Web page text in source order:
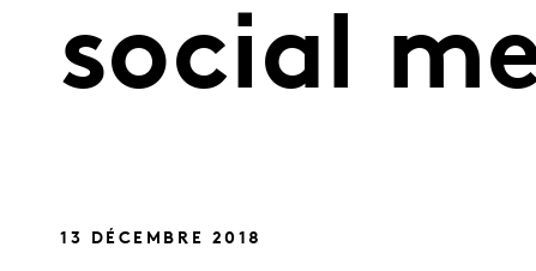
social
13 DÉCEMBRE 2018